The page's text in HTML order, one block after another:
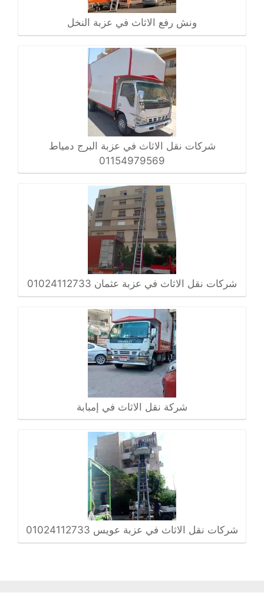
ونش رفع الاثاث في عزبة النخل
شركات نقل الاثاث في عزبة البرج دمياط
01154979569
شركات نقل الاثاث في عزبة عثمان 01024112733
شركة نقل الاثاث في إمبابة
شركات نقل الاثاث في عزبة عويس 01024112733